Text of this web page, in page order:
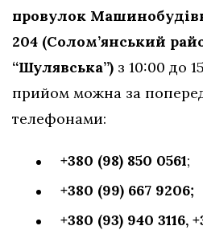
провулок
204 (Солом’янський
“Шулявська”) з 10:00 до
прийом можна за
телефонами:
+380 (98) 850 0561;
+380 (99) 667 9206;
+380 (93) 940 3116,